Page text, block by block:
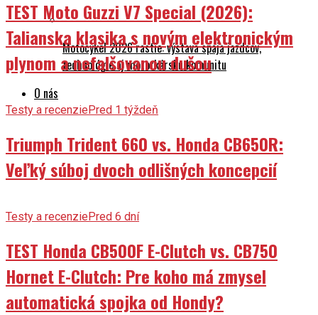
Motocykel 2026 rastie: výstava spája jazdcov,
technológie aj motorkársku komunitu
O nás
TEST Moto Guzzi V7 Special (2026):
Talianska klasika s novým elektronickým
plynom a nefalšovanou dušou
Testy a recenziePred 1 týždeň
Triumph Trident 660 vs. Honda CB650R:
Veľký súboj dvoch odlišných koncepcií
Testy a recenziePred 6 dní
TEST Honda CB500F E-Clutch vs. CB750
Hornet E-Clutch: Pre koho má zmysel
automatická spojka od Hondy?